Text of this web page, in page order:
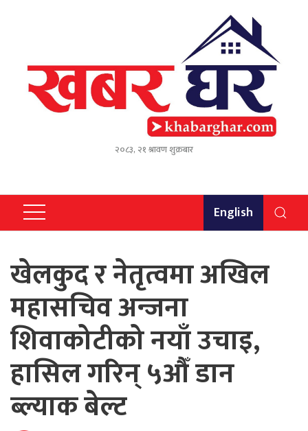
२०८३, २१ श्रावण शुक्रबार
English
खेलकुद र नेतृत्वमा अखिल
महासचिव अन्जना
शिवाकोटीको नयाँ उचाइ,
हासिल गरिन् ५औँ डान
ब्ल्याक बेल्ट